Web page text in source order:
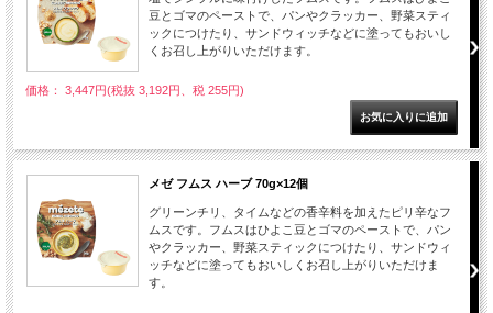
豆とゴマのペーストで、パンやクラッカー、野菜スティ
ックにつけたり、サンドウィッチなどに塗ってもおいし
くお召し上がりいただけます。
価格： 3,447円(税抜 3,192円、税 255円)
メゼ フムス ハーブ 70g×12個
グリーンチリ、タイムなどの香辛料を加えたピリ辛なフ
ムスです。フムスはひよこ豆とゴマのペーストで、パン
やクラッカー、野菜スティックにつけたり、サンドウィ
ッチなどに塗ってもおいしくお召し上がりいただけま
す。